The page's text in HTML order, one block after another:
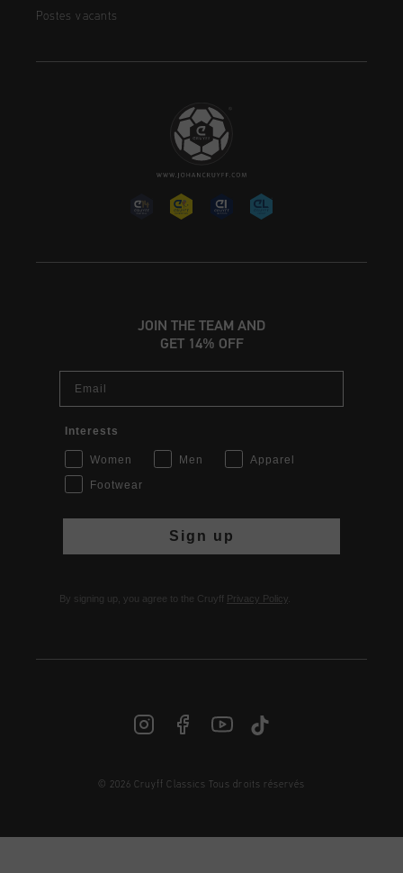
FR | € EUR
Postes vacants
JOIN THE TEAM AND
GET 14% OFF
Interests
Women Men
Apparel
Footwear
Sign up
By signing up, you agree to the Cruyff Privacy Policy
© 2026 Cruyff Classics Tous droits réservés